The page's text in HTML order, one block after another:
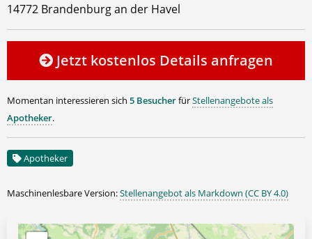
14772 Brandenburg an der Havel
Jetzt kostenlos Details anfragen
Momentan interessieren sich 5 BesucherfürStellenangebote als
Apotheker.
Apotheker
Maschinenlesbare Version:Stellenangebot als Markdown (CC BY 4.0)